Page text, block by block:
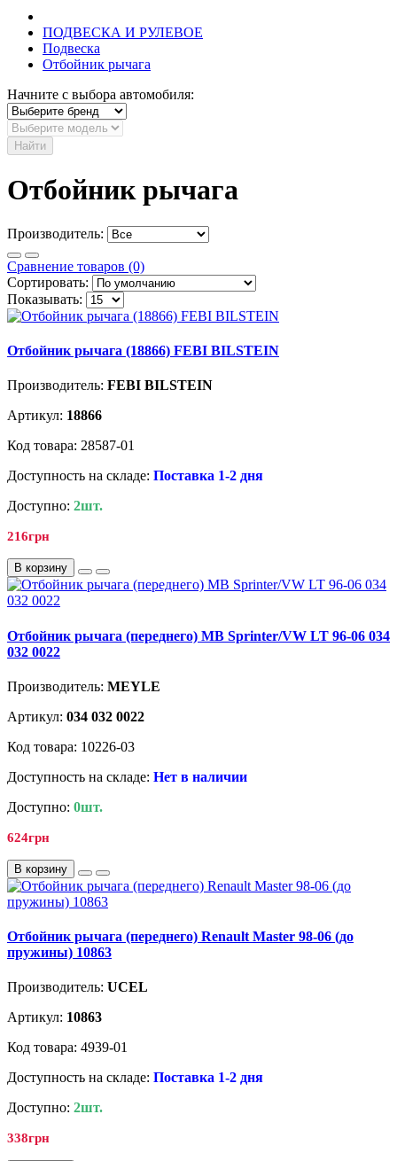
ПОДВЕСКА И РУЛЕВОЕ
Подвеска
Отбойник рычага
Начните с выбора автомобиля:
Найти
Отбойник рычага
Производитель:
Сравнение товаров (0)
Сортировать:
Показывать:
Отбойник рычага (18866) FEBI BILSTEIN
Производитель: FEBI BILSTEIN
Артикул: 18866
Код товара: 28587-01
Доступность на складе: Поставка 1-2 дня
Доступно: 2шт.
216грн
В корзину
Отбойник рычага (переднего) MB Sprinter/VW LT 96-06 034
032 0022
Производитель: MEYLE
Артикул: 034 032 0022
Код товара: 10226-03
Доступность на складе: Нет в наличии
Доступно: 0шт.
624грн
В корзину
Отбойник рычага (переднего) Renault Master 98-06 (до
пружины) 10863
Производитель: UCEL
Артикул: 10863
Код товара: 4939-01
Доступность на складе: Поставка 1-2 дня
Доступно: 2шт.
338грн